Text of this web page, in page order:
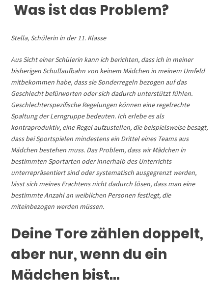
Was ist das Problem?
Stella, Schülerin in der 11. Klasse
Aus Sicht einer Schülerin kann ich berichten, dass ich in meiner
bisherigen Schullaufbahn von keinem Mädchen in meinem Umfeld
mitbekommen habe, dass sie Sonderregeln bezogen auf das
Geschlecht befürworten oder sich dadurch unterstützt fühlen.
Geschlechterspezifische Regelungen können eine regelrechte
Spaltung der Lerngruppe bedeuten. Ich erlebe es als
kontraproduktiv, eine Regel aufzustellen, die beispielsweise besagt,
dass bei Sportspielen mindestens ein Drittel eines Teams aus
Mädchen bestehen muss. Das Problem, dass wir Mädchen in
bestimmten Sportarten oder innerhalb des Unterrichts
unterrepräsentiert sind oder systematisch ausgegrenzt werden,
lässt sich meines Erachtens nicht dadurch lösen, dass man eine
bestimmte Anzahl an weiblichen Personen festlegt, die
miteinbezogen werden müssen.
Deine Tore zählen doppelt,
aber nur, wenn du ein
Mädchen bist…